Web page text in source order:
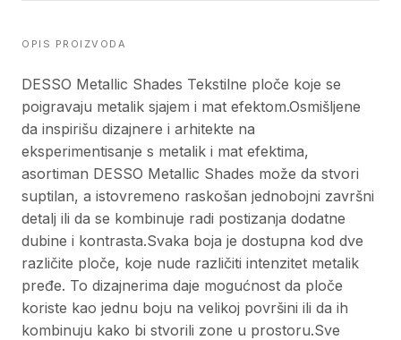
OPIS PROIZVODA
DESSO Metallic Shades Tekstilne ploče koje se
poigravaju metalik sjajem i mat efektom.Osmišljene
da inspirišu dizajnere i arhitekte na
eksperimentisanje s metalik i mat efektima,
asortiman DESSO Metallic Shades može da stvori
suptilan, a istovremeno raskošan jednobojni završni
detalj ili da se kombinuje radi postizanja dodatne
dubine i kontrasta.Svaka boja je dostupna kod dve
različite ploče, koje nude različiti intenzitet metalik
pređe. To dizajnerima daje mogućnost da ploče
koriste kao jednu boju na velikoj površini ili da ih
kombinuju kako bi stvorili zone u prostoru.Sve